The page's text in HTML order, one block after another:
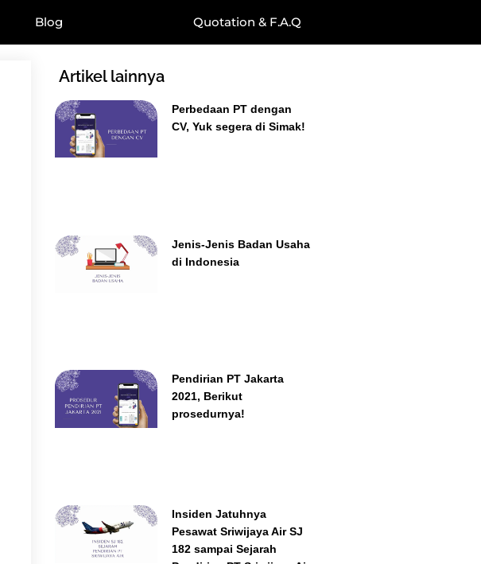
Blog Quotation & F.A.Q
Artikel lainnya
Perbedaan PT dengan
CV, Yuk segera di Simak!
Jenis-Jenis Badan Usaha
di Indonesia
Pendirian PT Jakarta
2021, Berikut
prosedurnya!
Insiden Jatuhnya
Pesawat Sriwijaya Air SJ
182 sampai Sejarah